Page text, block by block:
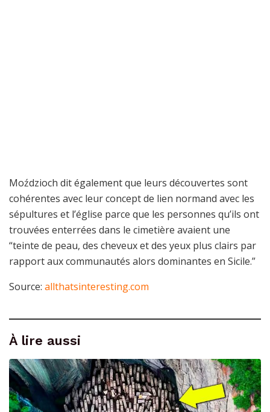
Moździoch dit également que leurs découvertes sont
cohérentes avec leur concept de lien normand avec les
sépultures et l’église parce que les personnes qu’ils ont
trouvées enterrées dans le cimetière avaient une
“teinte de peau, des cheveux et des yeux plus clairs par
rapport aux communautés alors dominantes en Sicile.”
Source: allthatsinteresting.com
À lire aussi